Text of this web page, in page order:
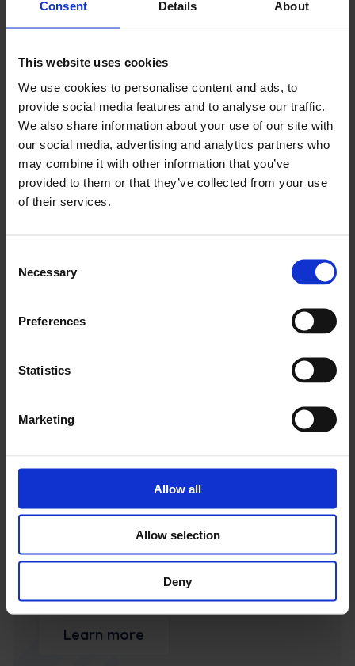
Consent Details About
This website uses cookies
We use cookies to personalise content and ads, to
provide social media features and to analyse our traffic.
We also share information about your use of our site with
our social media, advertising and analytics partners who
may combine it with other information that you’ve
provided to them or that they’ve collected from your use
of their services.
Selection
Necessary
Preferences
Statistics
Marketing
Allow all
Allow selection
Deny
Tilføj feltopgaver og deadlines til kalendere
Learn more
Learn more
Microsoft Excel
Learn more